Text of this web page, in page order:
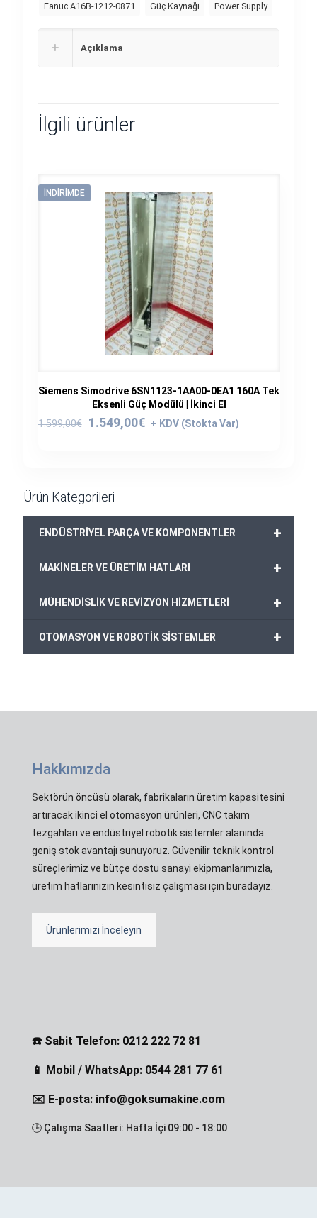
Fanuc A16B-1212-0871 Güç Kaynağı Power Supply
Açıklama
İlgili ürünler
İNDIRIMDE
Siemens Simodrive 6SN1123-1AA00-0EA1 160A Tek
Eksenli Güç Modülü | İkinci El
1.599,00€
Orijinal
1.549,00€
Şu
Ürün Kategorileri
+
ENDÜSTRİYEL PARÇA VE KOMPONENTLER
+
MAKİNELER VE ÜRETİM HATLARI
+
MÜHENDİSLİK VE REVİZYON HİZMETLERİ
+
OTOMASYON VE ROBOTİK SİSTEMLER
Hakkımızda
Sektörün öncüsü olarak, fabrikaların üretim kapasitesini
artıracak ikinci el otomasyon ürünleri, CNC takım
tezgahları ve endüstriyel robotik sistemler alanında
geniş stok avantajı sunuyoruz. Güvenilir teknik kontrol
süreçlerimiz ve bütçe dostu sanayi ekipmanlarımızla,
üretim hatlarınızın kesintisiz çalışması için buradayız.
Ürünlerimizi İnceleyin
☎️ Sabit Telefon: 0212 222 72 81
📱 Mobil / WhatsApp: 0544 281 77 61
✉️ E-posta: info@goksumakine.com
🕒 Çalışma Saatleri: Hafta İçi 09:00 - 18:00